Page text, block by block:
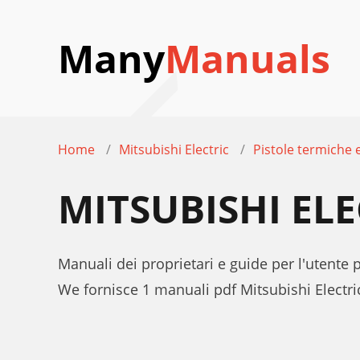
ManyManuals
Home Mitsubishi Electric Pistole termiche
MITSUBISHI
Manuali dei proprietari e guide per l'utente
We fornisce 1 manuali pdf Mitsubishi